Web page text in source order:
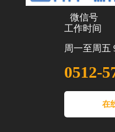
微信号
工作时间
周一至周五
0512-
在